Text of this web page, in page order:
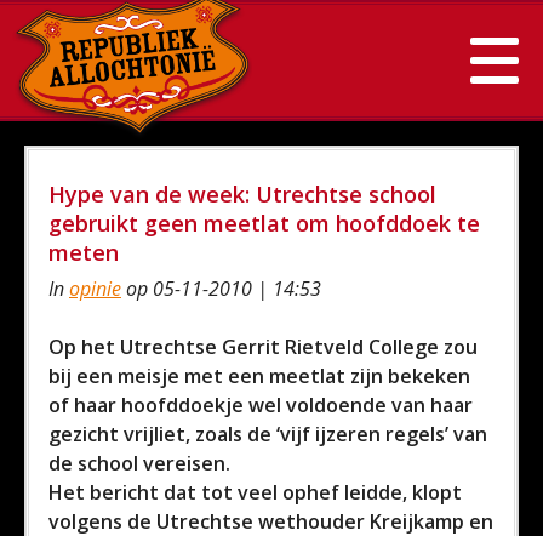
Hype van de week: Utrechtse school
gebruikt geen meetlat om hoofddoek te
meten
Inopinieop 05-11-2010 | 14:53
Op het Utrechtse Gerrit Rietveld College zou
bij een meisje met een meetlat zijn bekeken
of haar hoofddoekje wel voldoende van haar
gezicht vrijliet, zoals de ‘vijf ijzeren regels’ van
de school vereisen.
Het bericht dat tot veel ophef leidde, klopt
volgens de Utrechtse wethouder Kreijkamp en